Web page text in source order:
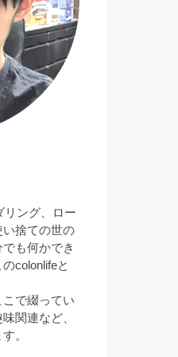
リング、ロー
捨ての世の
も何かでき
colonlifeと
で綴ってい
関連など、
。